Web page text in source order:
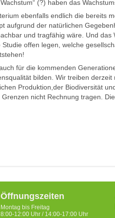
(?) haben das
ebenfalls endlich die bereits
aufgrund der natürlichen
und tragfähig wäre. Und das
offen legen, welche
für die kommenden
bilden. Wir treiben derzeit
Produktion,der Biodiversität
nicht Rechnung tragen.
Öffnungszeiten
Montag bis Freitag
8:00-12:00 Uhr / 14:00-17:00 Uhr